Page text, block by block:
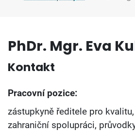
PhDr. Mgr. Eva
Kontakt
Pracovní pozice:
zástupkyně ředitele pro
zahraniční spolupráci,